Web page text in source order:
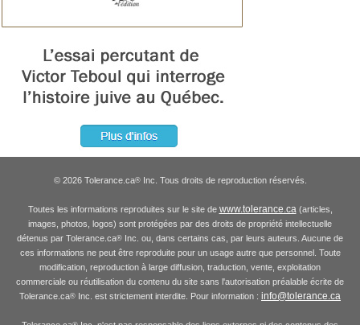
© 2026 Tolerance.ca®Inc. Tous droits de reproduction réservés.
Toutes les informations reproduites sur le site de www.tolerance.ca (articles,
images, photos, logos) sont protégées par des droits de propriété intellectuelle
détenus par Tolerance.ca® Inc. ou, dans certains cas, par leurs auteurs. Aucune de
ces informations ne peut être reproduite pour un usage autre que personnel. Toute
modification, reproduction à large diffusion, traduction, vente, exploitation
commerciale ou réutilisation du contenu du site sans l'autorisation préalable écrite de
Tolerance.ca® Inc. est strictement interdite. Pour information : info@tolerance.ca